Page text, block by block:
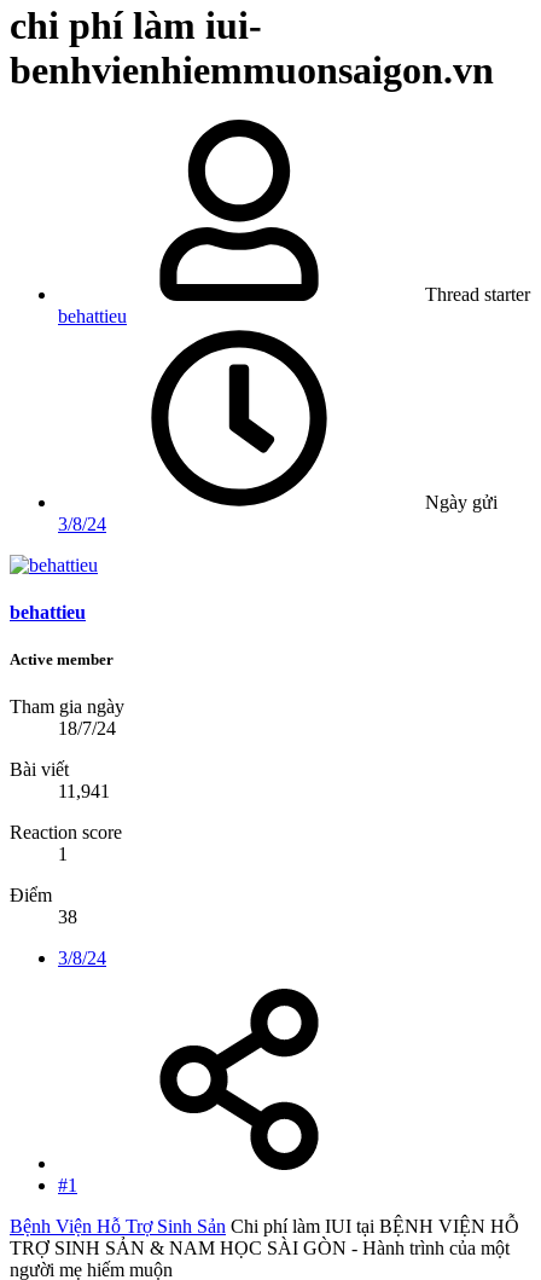
chi phí làm iui-
benhvienhiemmuonsaigon.vn
Thread starter
behattieu
Ngày gửi
3/8/24
behattieu
Active member
Tham gia ngày
18/7/24
Bài viết
11,941
Reaction score
1
Điểm
38
3/8/24
#1
Bệnh Viện Hỗ Trợ Sinh Sản Chi phí làm IUI tại BỆNH VIỆN HỖ
TRỢ SINH SẢN & NAM HỌC SÀI GÒN - Hành trình của một
người mẹ hiếm muộn